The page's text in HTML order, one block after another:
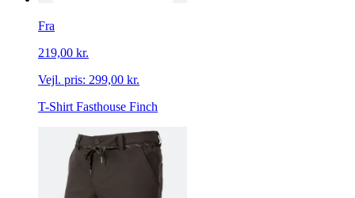
Fra
219,00 kr.
Vejl. pris: 299,00 kr.
T-Shirt Fasthouse Finch